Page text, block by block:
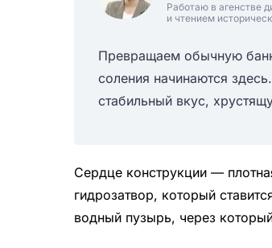
Работаю в агенстве
и чтением
Превращаем обычную
соления начинаются
стабильный вкус,
Сердце конструкции —
гидрозатвор, который
водный пузырь, через